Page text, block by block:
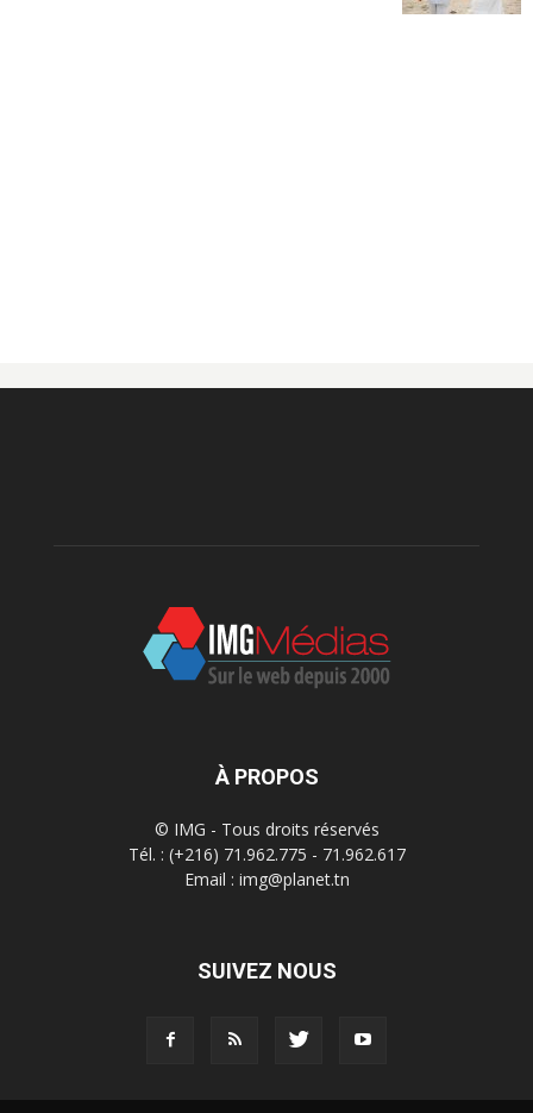
À PROPOS
© IMG - Tous droits réservés
Tél. : (+216) 71.962.775 - 71.962.617
Email : img@planet.tn
SUIVEZ NOUS